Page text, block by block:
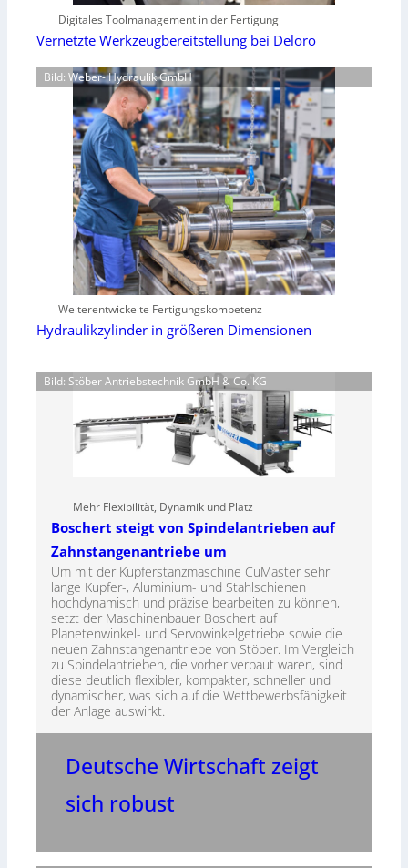
Digitales Toolmanagement in der Fertigung
Vernetzte Werkzeugbereitstellung bei Deloro
Bild: Weber- Hydraulik GmbH
Weiterentwickelte Fertigungskompetenz
Hydraulikzylinder in größeren Dimensionen
Bild: Stöber Antriebstechnik GmbH & Co. KG
Mehr Flexibilität, Dynamik und Platz
Boschert steigt von Spindelantrieben auf
Zahnstangenantriebe um
Um mit der Kupferstanzmaschine CuMaster sehr
lange Kupfer-, Aluminium- und Stahlschienen
hochdynamisch und präzise bearbeiten zu können,
setzt der Maschinenbauer Boschert auf
Planetenwinkel- und Servowinkelgetriebe sowie die
neuen Zahnstangenantriebe von Stöber. Im Vergleich
zu Spindelantrieben, die vorher verbaut waren, sind
diese deutlich flexibler, kompakter, schneller und
dynamischer, was sich auf die Wettbewerbsfähigkeit
der Anlage auswirkt.
Deutsche Wirtschaft zeigt
sich robust